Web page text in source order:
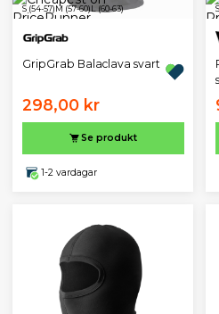
S (54-57)M (57-60)L (60-63)
GripGrab Balaclava svart
298,00 kr
Se produkt
1-2 vardagar